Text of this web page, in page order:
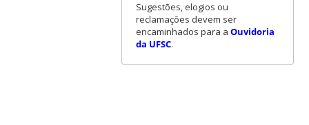
Sugestões, elogios ou
reclamações devem ser
encaminhados para a Ouvidoria
da UFSC.